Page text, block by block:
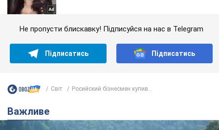
Не пропусти блискавку! Підписуйся на нас в Telegram
Підписатись Підписатись
Світ Росийский бізнесмен купив...
Важливе